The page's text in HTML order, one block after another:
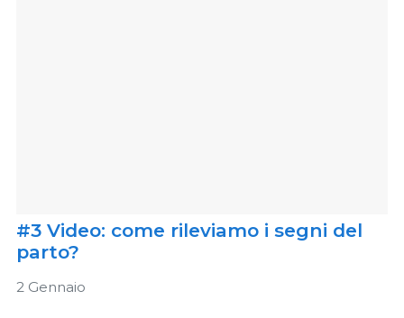
#3 Video: come rileviamo i segni del
parto?
2 Gennaio